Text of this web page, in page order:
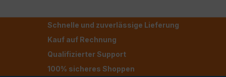
Schnelle und zuverlässige Lieferung
Kauf auf Rechnung
Qualifizierter Support
100% sicheres Shoppen